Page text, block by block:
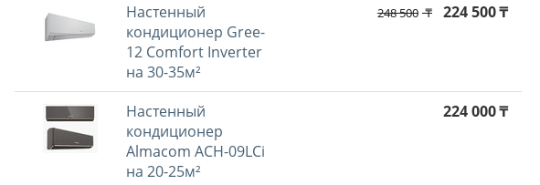
Настенный
кондиционер Gree-
12 Comfort Inverter
на 30-35м²
248 500 ₸ 224 500₸
Настенный
кондиционер
Almacom ACH-09LCi
на 20-25м²
224 000₸